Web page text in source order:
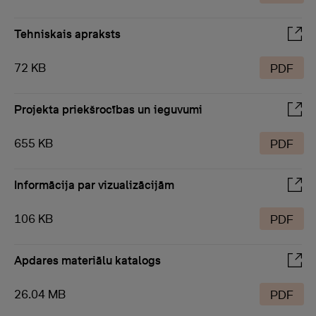
Tehniskais apraksts
72 KB PDF
Projekta priekšrocības un ieguvumi
655 KB PDF
Informācija par vizualizācijām
106 KB PDF
Apdares materiālu katalogs
26.04 MB PDF